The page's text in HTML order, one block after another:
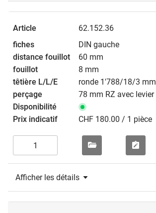
62.152.36
DIN gauche
60 mm
8 mm
ronde 1'788/18/3 mm
78 mm RZ avec levier
CHF 180.00 / 1 pièce
Afficher les détails